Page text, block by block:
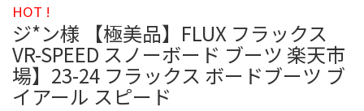
HOT !
ジ*ン様 【極美品】FLUX フラックス
VR-SPEED スノーボード ブーツ 楽天市
場】23-24 フラックス ボードブーツ ブ
イアール スピード